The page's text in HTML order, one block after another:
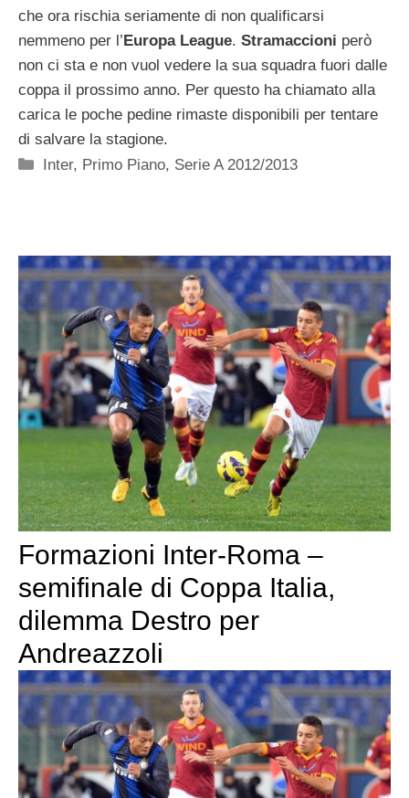
che ora rischia seriamente di non qualificarsi
nemmeno per l’Europa League. Stramaccioni però
non ci sta e non vuol vedere la sua squadra fuori dalle
coppa il prossimo anno. Per questo ha chiamato alla
carica le poche pedine rimaste disponibili per tentare
di salvare la stagione.
Categorie
Inter, Primo Piano, Serie A 2012/2013
Formazioni Inter-Roma –
semifinale di Coppa Italia,
dilemma Destro per
Andreazzoli